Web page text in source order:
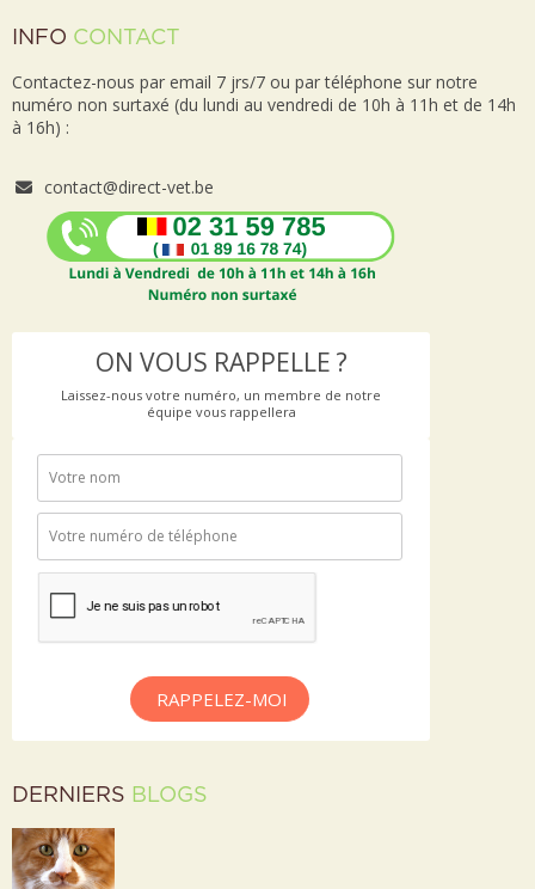
INFO CONTACT
Contactez-nous par email 7 jrs/7 ou par téléphone sur notre
numéro non surtaxé (du lundi au vendredi de 10h à 11h et de 14h
à 16h) :
contact@direct-vet.be
ON VOUS RAPPELLE ?
Laissez-nous votre numéro, un membre de notre
équipe vous rappellera
RAPPELEZ-MOI
DERNIERS BLOGS